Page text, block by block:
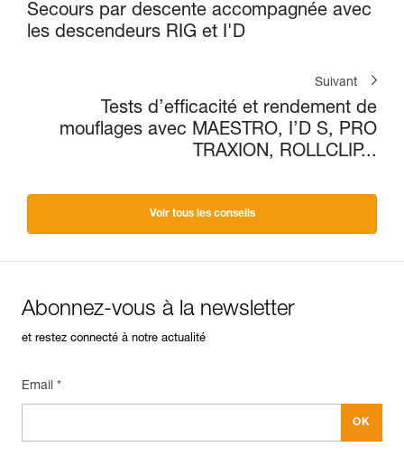
Secours par descente accompagnée avec
les descendeurs RIG et I'D
Suivant
Tests d’efficacité et rendement de
mouflages avec MAESTRO, I’D S, PRO
TRAXION, ROLLCLIP...
Voir tous les conseils
Abonnez-vous à la newsletter
et restez connecté à notre actualité
Email *